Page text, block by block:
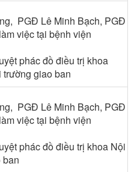
PGĐ Lê Minh Bạch, PGĐ
việc tại bệnh viện
phác đồ điều trị khoa
trường giao ban
PGĐ Lê Minh Bạch, PGĐ
việc tại bệnh viện
phác đồ điều trị khoa Nội
ban